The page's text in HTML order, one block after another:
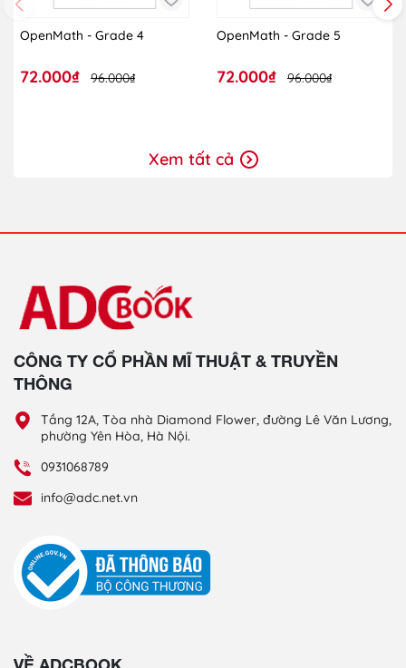
OpenMath - Grade 4
72.000₫ 96.000₫
OpenMath - Grade 5
72.000₫ 96.000₫
Xem tất cả
CÔNG TY CỔ PHẦN MĨ THUẬT & TRUYỀN
THÔNG
Tầng 12A, Tòa nhà Diamond Flower, đường Lê Văn Lương,
phường Yên Hòa, Hà Nội.
0931068789
info@adc.net.vn